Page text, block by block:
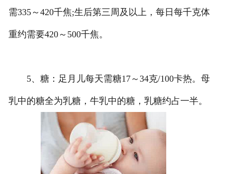
需335～420千焦;生后第三周及以上，每日每千克体
重约需要420～500千焦。
5、糖：足月儿每天需糖17～34克/100卡热。母
乳中的糖全为乳糖，牛乳中的糖，乳糖约占一半。